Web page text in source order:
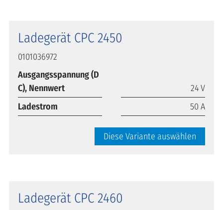
Ladegerät CPC 2450
0101036972
Ausgangsspannung (D
C), Nennwert
24 V
Ladestrom
50 A
Diese Variante auswählen
Ladegerät CPC 2460